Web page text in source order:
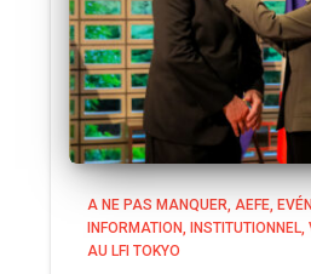
A NE PAS MANQUER AEFE
INFORMATION
INSTITUTIONNEL
AU LFI TOKYO